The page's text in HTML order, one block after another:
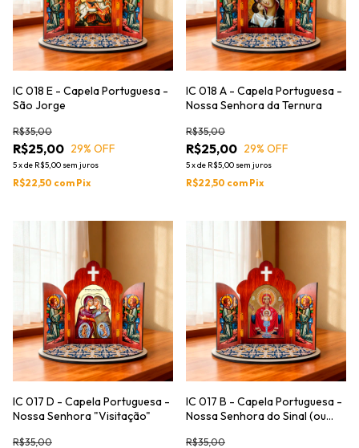
IC 018 E - Capela Portuguesa -
São Jorge
R$25,00
R$35,00
29% OFF
5xde R$5,00 sem juros
R$22,50 com Pix
IC 018 A - Capela Portuguesa -
Nossa Senhora da Ternura
R$25,00
R$35,00
29% OFF
5xde R$5,00 sem juros
R$22,50 com Pix
IC 017 D - Capela Portuguesa -
Nossa Senhora "Visitação"
R$35,00
IC 017 B - Capela Portuguesa -
Nossa Senhora do Sinal (ou
R$35,00